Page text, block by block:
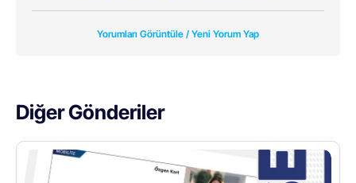
Yorumları Görüntüle / Yeni Yorum Yap
Diğer Gönderiler